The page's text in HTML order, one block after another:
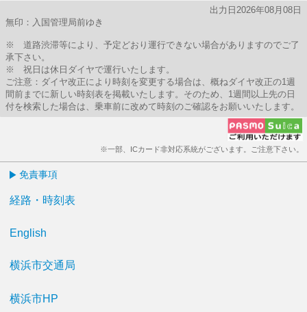
出力日2026年08月08日
無印：入国管理局前ゆき
※ 道路渋滞等により、予定どおり運行できない場合がありますのでご了
承下さい。
※ 祝日は休日ダイヤで運行いたします。
ご注意：ダイヤ改正により時刻を変更する場合は、概ねダイヤ改正の1週
間前までに新しい時刻表を掲載いたします。そのため、1週間以上先の日
付を検索した場合は、乗車前に改めて時刻のご確認をお願いいたします。
※一部、ICカード非対応系統がございます。ご注意下さい。
免責事項
経路・時刻表
English
横浜市交通局
横浜市HP